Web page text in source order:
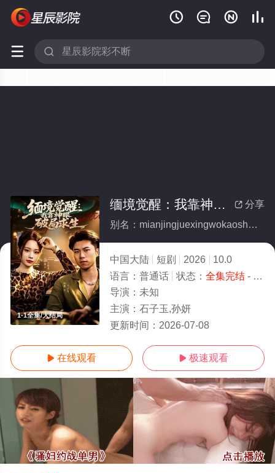
   
 
1-1全集/大结局
 分享
缅境觉醒：我靠神眼破局求生(全集)
别名：mianjingjuexingwokaoshenyanpojuqiusheng
中国大陆 短剧 2026
10.0
语言： 普通话 状态： 全集完结- 免费在线观看
导演： 未知
主演： 石子玉,孙妍
更新时间： 2026-07-08
 在线观看  极速观看